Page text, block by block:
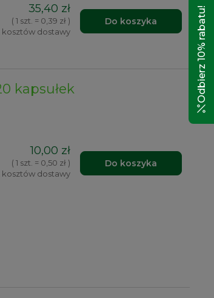
35,40 zł
( 1 szt. = 0,39 zł )
kosztów dostawy
Do koszyka
kapsułek
10,00 zł
( 1 szt. = 0,50 zł )
kosztów dostawy
Do koszyka
Odbierz 10% rabatu!